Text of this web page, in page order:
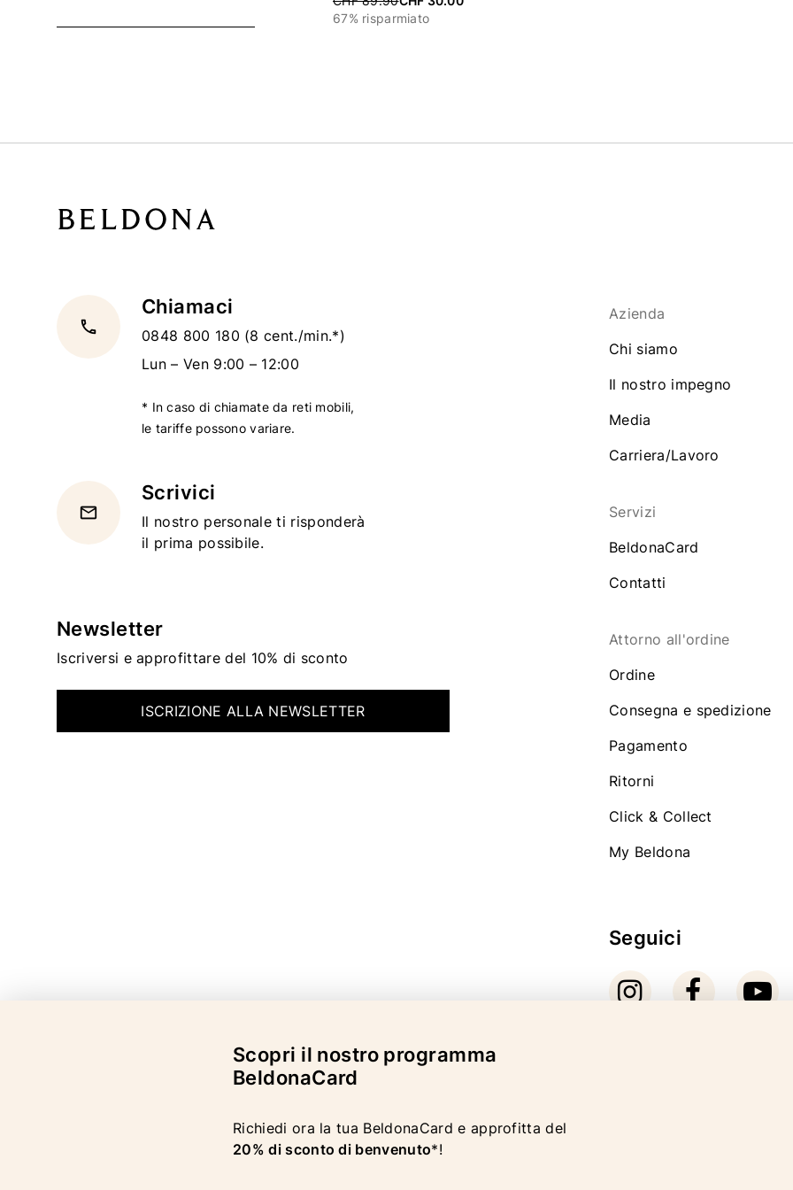
67% risparmiato
local_phone
Chiamaci
0848 800 180 (8 cent./min.*)
Lun – Ven 9:00 – 12:00
* In caso di chiamate da reti mobili,
le tariffe possono variare.
email
Scrivici
Il nostro personale ti risponderà
il prima possibile.
Newsletter
Iscriversi e approfittare del 10% di sconto
ISCRIZIONE ALLA NEWSLETTER
Azienda
Chi siamo
Il nostro impegno
Media
Carriera/Lavoro
Servizi
BeldonaCard
Contatti
Attorno all'ordine
Ordine
Consegna e spedizione
Pagamento
Ritorni
Click & Collect
My Beldona
Seguici
Scopri il nostro programma
BeldonaCard
Richiedi ora la tua BeldonaCard e approfitta del
20% di sconto di benvenuto*!